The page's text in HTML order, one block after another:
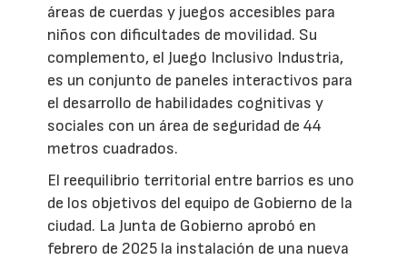
áreas de cuerdas y juegos accesibles para
niños con dificultades de movilidad. Su
complemento, el Juego Inclusivo Industria,
es un conjunto de paneles interactivos para
el desarrollo de habilidades cognitivas y
sociales con un área de seguridad de 44
metros cuadrados.
El reequilibrio territorial entre barrios es uno
de los objetivos del equipo de Gobierno de la
ciudad. La Junta de Gobierno aprobó en
febrero de 2025 la instalación de una nueva